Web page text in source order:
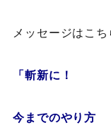
メッセージはこち
「斬新に！
今までのやり方